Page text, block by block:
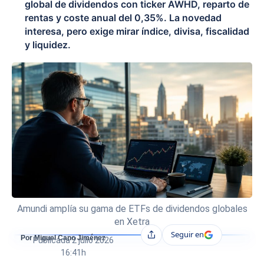
global de dividendos con ticker AWHD, reparto de
rentas y coste anual del 0,35%. La novedad
interesa, pero exige mirar índice, divisa, fiscalidad
y liquidez.
Amundi amplía su gama de ETFs de dividendos globales
en Xetra
Por Miguel Cano Jiménez
Publicada2 julio 2026
16:41h
CompartirSeguir en